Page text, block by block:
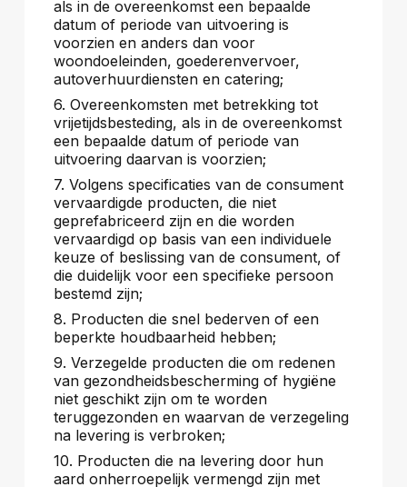
als in de overeenkomst een bepaalde
datum of periode van uitvoering is
voorzien en anders dan voor
woondoeleinden, goederenvervoer,
autoverhuurdiensten en catering;
6. Overeenkomsten met betrekking tot
vrijetijdsbesteding, als in de overeenkomst
een bepaalde datum of periode van
uitvoering daarvan is voorzien;
7. Volgens specificaties van de consument
vervaardigde producten, die niet
geprefabriceerd zijn en die worden
vervaardigd op basis van een individuele
keuze of beslissing van de consument, of
die duidelijk voor een specifieke persoon
bestemd zijn;
8. Producten die snel bederven of een
beperkte houdbaarheid hebben;
9. Verzegelde producten die om redenen
van gezondheidsbescherming of hygiëne
niet geschikt zijn om te worden
teruggezonden en waarvan de verzegeling
na levering is verbroken;
10. Producten die na levering door hun
aard onherroepelijk vermengd zijn met